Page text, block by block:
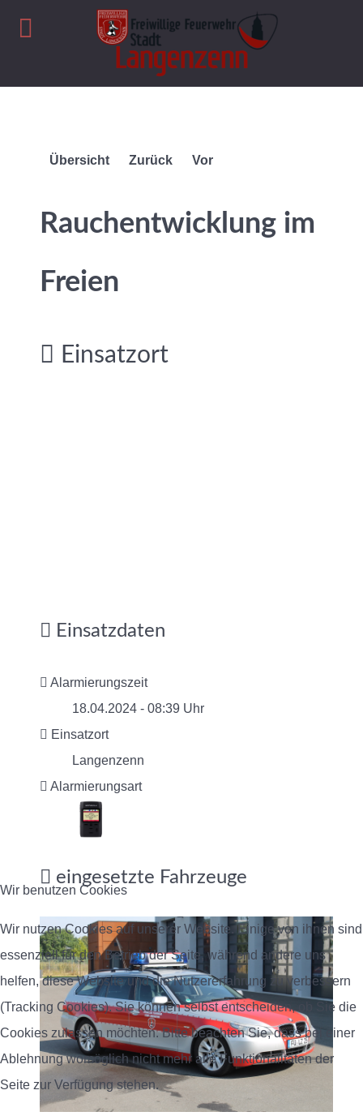
Übersicht Zurück Vor
Rauchentwicklung im
Freien
Einsatzort
Einsatzdaten
Alarmierungszeit
18.04.2024 - 08:39 Uhr
Einsatzort
Langenzenn
Alarmierungsart
eingesetzte Fahrzeuge
Wir benutzen Cookies
Wir nutzen Cookies auf unserer Website. Einige von ihnen sind
essenziell für den Betrieb der Seite, während andere uns
helfen, diese Website und die Nutzererfahrung zu verbessern
(Tracking Cookies). Sie können selbst entscheiden, ob Sie die
Cookies zulassen möchten. Bitte beachten Sie, dass bei einer
Ablehnung womöglich nicht mehr alle Funktionalitäten der
Seite zur Verfügung stehen.